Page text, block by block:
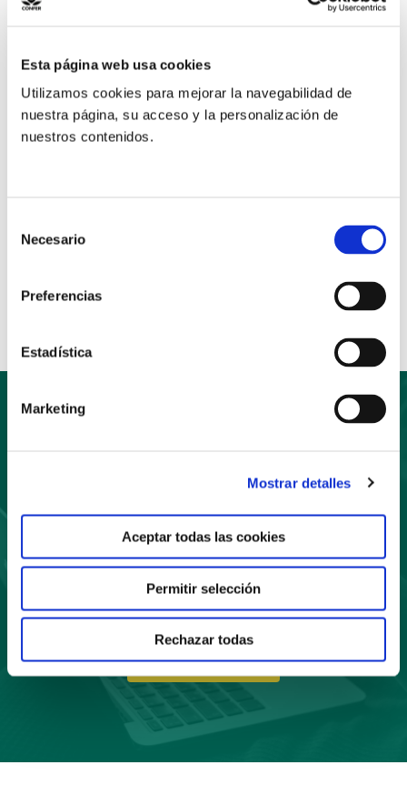
Esta página web usa cookies
Utilizamos cookies para mejorar la navegabilidad de
nuestra página, su acceso y la personalización de
nuestros contenidos.
Necesario
Preferencias
Estadística
Marketing
Mostrar detalles
Aceptar todas las cookies
Permitir selección
Rechazar todas
El número de asistentes está limitado pues queremos
parte práctica.
Para más información e inscripción, se puede
consultar el Tríptico que está en la sección de
Siguiente
Compartir:
Suscríbete
Suscríbete
a nuestro boletín